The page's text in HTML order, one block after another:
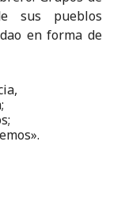
sus pueblos
en forma de